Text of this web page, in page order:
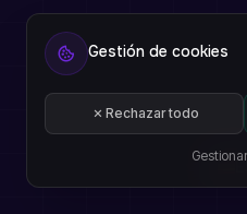
ES
Gestión de cookies
Rechazar todo